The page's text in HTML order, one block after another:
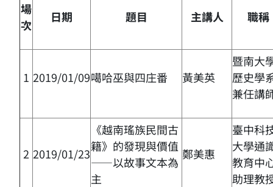
場
次
日期 題目 主講人 職稱
1 2019/01/09噶哈巫與四庄番 黃美英
暨南大
歷史學
兼任講
2 2019/01/23
《越南瑤族民間古
籍》的發現與價值
——以故事文本為
主
鄭美惠
臺中科
大學通
教育中
助理教